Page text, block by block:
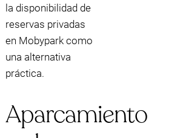
la disponibilidad de
reservas privadas
en Mobypark como
una alternativa
práctica.
Aparcamiento